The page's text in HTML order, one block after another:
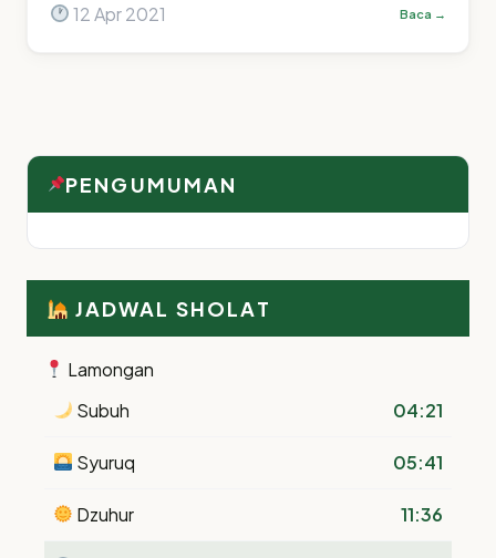
12 Apr 2021 Baca →
PENGUMUMAN
JADWAL SHOLAT
Lamongan
Subuh
04:21
Syuruq 05:41
Dzuhur 11:36